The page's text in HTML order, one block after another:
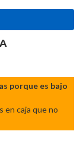
porque es bajo
caja que no